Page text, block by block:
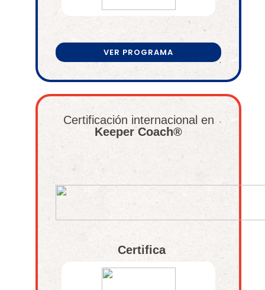
VER PROGRAMA
Certificación internacional en
Keeper Coach®
Certifica